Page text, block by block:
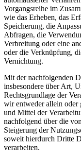
Vorgangsreihe im
wie das Erheben, das
Speicherung, die
Abfragen, die
Verbreitung oder eine
oder die Verknüpfung,
Vernichtung.
Mit der nachfolgenden
insbesondere über Art,
Rechtsgrundlage der
wir entweder allein oder
und Mittel der
nachfolgend über die
Steigerung der
soweit hierdurch Dritte
verarbeiten.